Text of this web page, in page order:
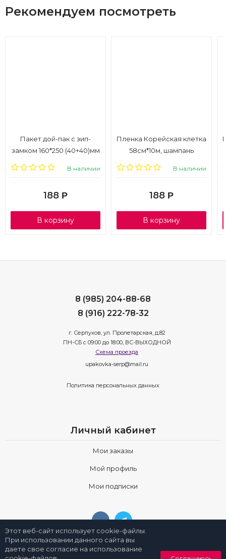
Рекомендуем посмотреть
Пакет дой-пак с зип-
замком 160*250 (40+40)мм
БОПП металл, 10шт., 1/6
В наличии
188 Р
В корзину
Пленка Корейская клетка
58см*10м, шампань
В наличии
188 Р
В корзину
8 (985) 204-88-68
8 (916) 222-78-32
г. Серпухов, ул. Пролетарская, д.82
ПН-СБ с 09:00 до 18:00, ВС-ВЫХОДНОЙ
Схема проезда
upakovka-serp@mail.ru
Политика персональных данных
Личный кабинет
Мои заказы
Мой профиль
Мои подписки
0
Этот веб-сайт использует cookie-файлы.
При использовании данного сайта вы
даете свое согласие на использование